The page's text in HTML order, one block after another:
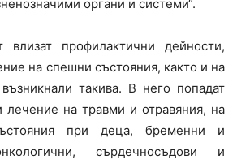
органи и системи“.
влизат профилактични дейности,
на спешни състояния, както и на
такива. В него попадат
лечение на травми и отравяния, на
при деца, бременни и
сърдечносъдови и